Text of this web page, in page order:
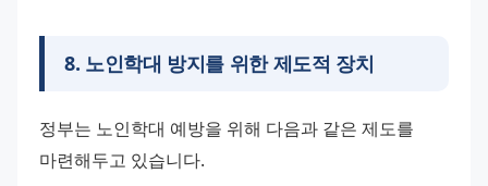
8. 노인학대 방지를 위한 제도적 장치
정부는 노인학대 예방을 위해 다음과 같은 제도를
마련해두고 있습니다.